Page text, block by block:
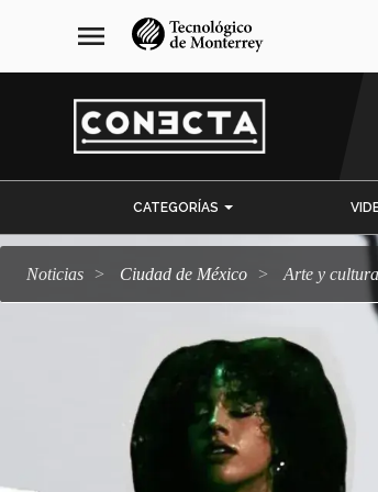
navegación
principal
menu
CATEGORÍAS
Noticias Ciudad de México arte y cultura